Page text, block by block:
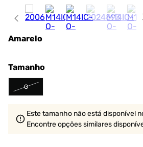
Amarelo
Tamanho
G
Este tamanho não está disponível
Encontre opções similares